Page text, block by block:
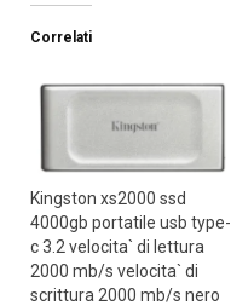
Correlati
Kingston xs2000 ssd
4000gb portatile usb type-
c 3.2 velocita` di lettura
2000 mb/s velocita` di
scrittura 2000 mb/s nero